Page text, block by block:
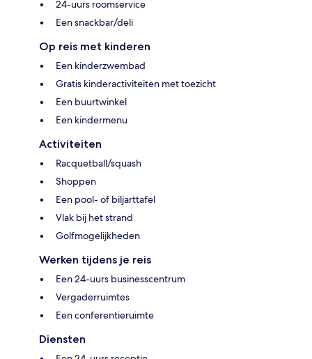
24-uurs roomservice
Een snackbar/deli
Op reis met kinderen
Een kinderzwembad
Gratis kinderactiviteiten met toezicht
Een buurtwinkel
Een kindermenu
Activiteiten
Racquetball/squash
Shoppen
Een pool- of biljarttafel
Vlak bij het strand
Golfmogelijkheden
Werken tijdens je reis
Een 24-uurs businesscentrum
Vergaderruimtes
Een conferentieruimte
Diensten